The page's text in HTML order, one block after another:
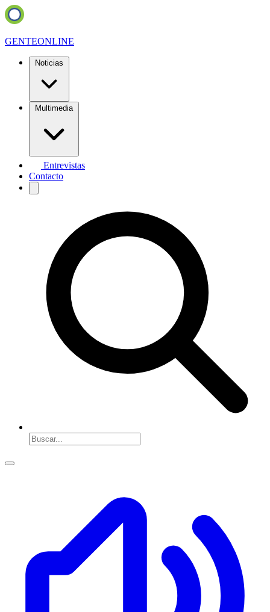
GENTEONLINE
Noticias
Multimedia
Entrevistas
Contacto